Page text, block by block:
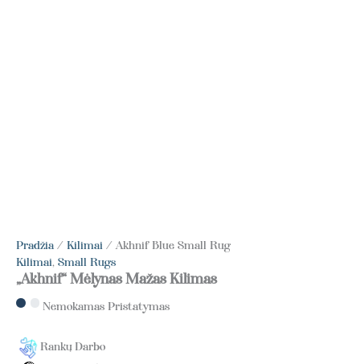
Pradžia / Kilimai / Akhnif Blue Small Rug
Kilimai, Small Rugs
„Akhnif“ Mėlynas Mažas Kilimas
Nemokamas Pristatymas
Rankų Darbo